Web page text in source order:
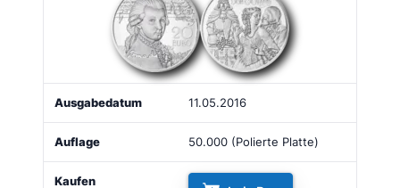
11.05.2016
50.000 (Polierte Platte)